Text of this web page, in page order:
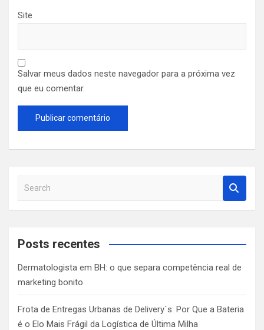
Site
Salvar meus dados neste navegador para a próxima vez
que eu comentar.
a
c
Posts recentes
Dermatologista em BH: o que separa competência real de
marketing bonito
Frota de Entregas Urbanas de Delivery´s: Por Que a Bateria
é o Elo Mais Frágil da Logística de Última Milha